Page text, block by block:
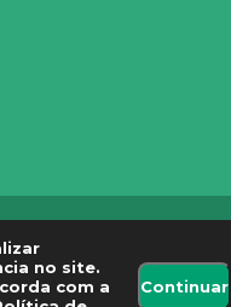
no site.
com a
Continuar